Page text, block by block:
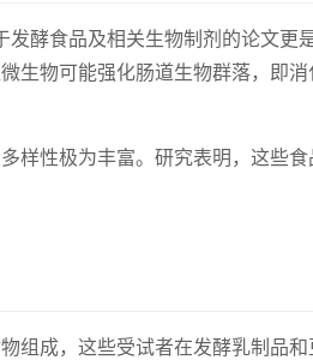
酵食品及相关生物制剂的论文更
生物可能强化肠道生物群落，即消
样性极为丰富。研究表明，这些食
组成，这些受试者在发酵乳制品